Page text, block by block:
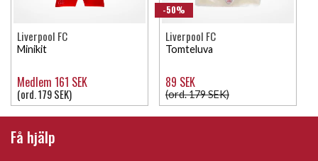
Liverpool FC
Minikit
Medlem 161 SEK
(ord. 179 SEK)
-50%
Liverpool FC
Tomteluva
89 SEK
(ord. 179 SEK)
Få hjälp